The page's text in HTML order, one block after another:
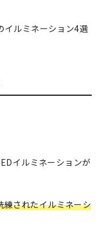
イルミネーション4選
イルミネーションが
練されたイルミネーシ